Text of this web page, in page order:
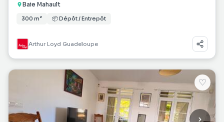
Baie Mahault
300 m² 📦 Dépôt / Entrepôt
Arthur Loyd Guadeloupe
♡